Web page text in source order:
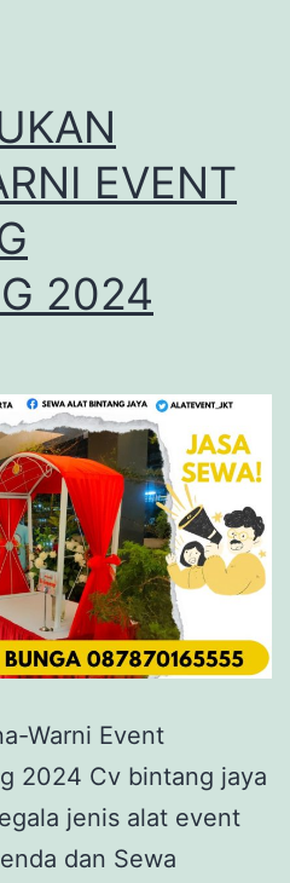
EVENT
2024
Warni Event
2024 Cv bintang jaya
jenis alat event
dan Sewa